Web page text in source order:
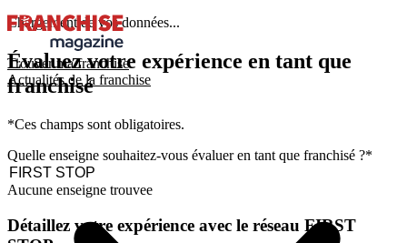
Trouver ma franchise
Actualités de la franchise
Chargement de vos données...
Évaluez votre expérience en tant que
franchisé
*Ces champs sont obligatoires.
Quelle enseigne souhaitez-vous évaluer en tant que franchisé ?*
Aucune enseigne trouvee
Détaillez votre expérience avec le réseau FIRST